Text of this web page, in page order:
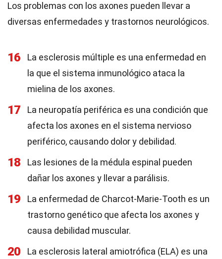
Los problemas con los axones pueden llevar a
diversas enfermedades y trastornos neurológicos.
16
La esclerosis múltiple es una enfermedad en
la que el sistema inmunológico ataca la
mielina de los axones.
17
La neuropatía periférica es una condición que
afecta los axones en el sistema nervioso
periférico, causando dolor y debilidad.
18
Las lesiones de la médula espinal pueden
dañar los axones y llevar a parálisis.
19
La enfermedad de Charcot-Marie-Tooth es un
trastorno genético que afecta los axones y
causa debilidad muscular.
20
La esclerosis lateral amiotrófica (ELA) es una